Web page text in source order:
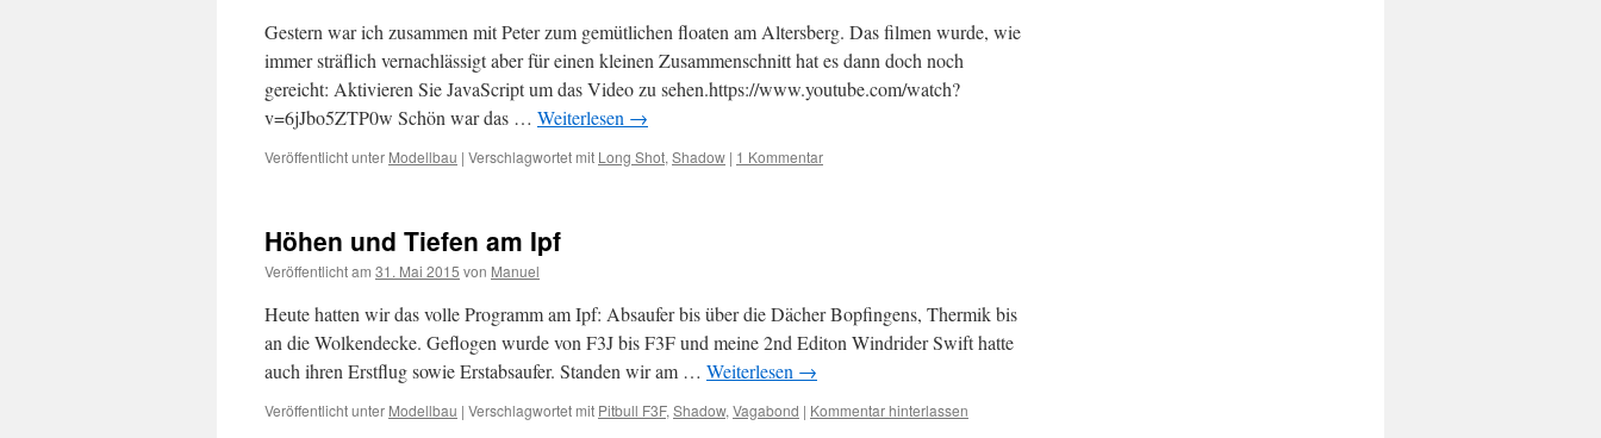
Gestern war ich zusammen mit Peter zum gemütlichen floaten am Altersberg. Das filmen wurde, wie
immer sträflich vernachlässigt aber für einen kleinen Zusammenschnitt hat es dann doch noch
gereicht: Aktivieren Sie JavaScript um das Video zu sehen.https://www.youtube.com/watch?
v=6jJbo5ZTP0w Schön war das … Weiterlesen →
Veröffentlicht unter Modellbau | Verschlagwortet mit Long Shot, Shadow | 1 Kommentar
Höhen und Tiefen am Ipf
Veröffentlicht am 31. Mai 2015 von Manuel
Heute hatten wir das volle Programm am Ipf: Absaufer bis über die Dächer Bopfingens, Thermik bis
an die Wolkendecke. Geflogen wurde von F3J bis F3F und meine 2nd Editon Windrider Swift hatte
auch ihren Erstflug sowie Erstabsaufer. Standen wir am … Weiterlesen →
Veröffentlicht unter Modellbau | Verschlagwortet mit Pitbull F3F, Shadow, Vagabond | Kommentar hinterlassen